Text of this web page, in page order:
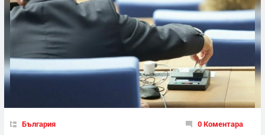
България 0 Коментара